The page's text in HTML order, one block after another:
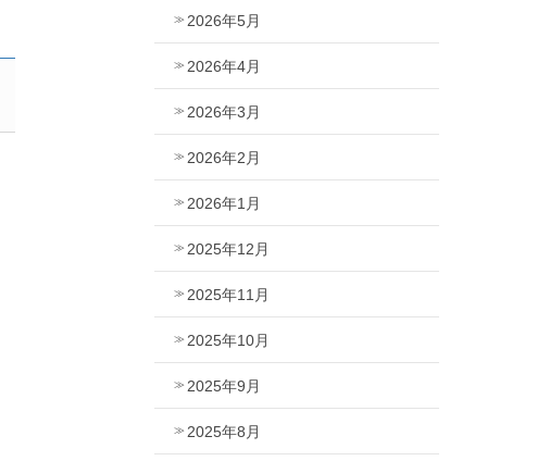
2026年5月
2026年4月
2026年3月
2026年2月
2026年1月
2025年12月
2025年11月
2025年10月
2025年9月
2025年8月